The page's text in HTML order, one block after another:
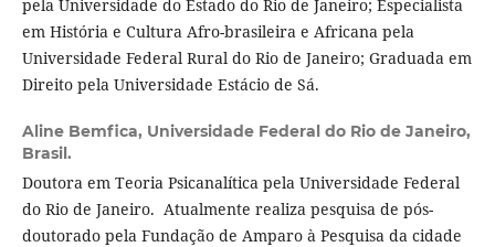
pela Universidade do Estado do Rio de Janeiro; Especialista
em História e Cultura Afro-brasileira e Africana pela
Universidade Federal Rural do Rio de Janeiro; Graduada em
Direito pela Universidade Estácio de Sá.
Aline Bemfica, Universidade Federal do Rio de Janeiro,
Brasil.
Doutora em Teoria Psicanalítica pela Universidade Federal
do Rio de Janeiro. Atualmente realiza pesquisa de pós-
doutorado pela Fundação de Amparo à Pesquisa da cidade